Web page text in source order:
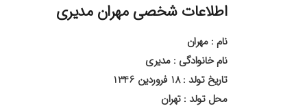
اطلاعات شخصی مهران مدیری
نام : مهران
نام خانوادگی : مدیری
تاریخ تولد : 18 فروردین 1346
محل تولد : تهران